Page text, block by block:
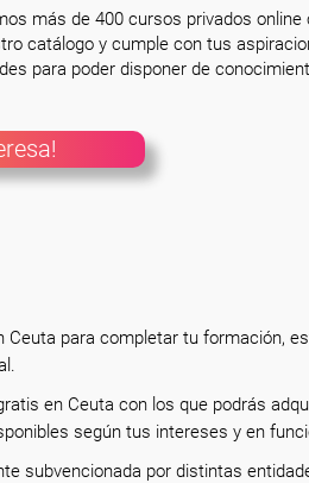
más de 400 cursos privados
catálogo y cumple con tus
para poder disponer de
para completar tu formación,
en Ceuta con los que podrás
según tus intereses y en
subvencionada por distintas